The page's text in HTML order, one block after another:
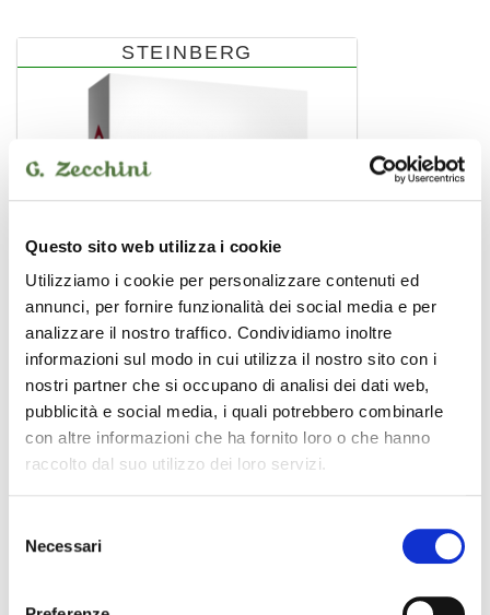
Questo sito web utilizza i cookie
Utilizziamo i cookie per personalizzare contenuti ed
annunci, per fornire funzionalità dei social media e per
analizzare il nostro traffico. Condividiamo inoltre
informazioni sul modo in cui utilizza il nostro sito con i
nostri partner che si occupano di analisi dei dati web,
pubblicità e social media, i quali potrebbero combinarle
con altre informazioni che ha fornito loro o che hanno
raccolto dal suo utilizzo dei loro servizi.
delNecessari
STEINBERG
CUBASE ARTIST 9
software produzione audio